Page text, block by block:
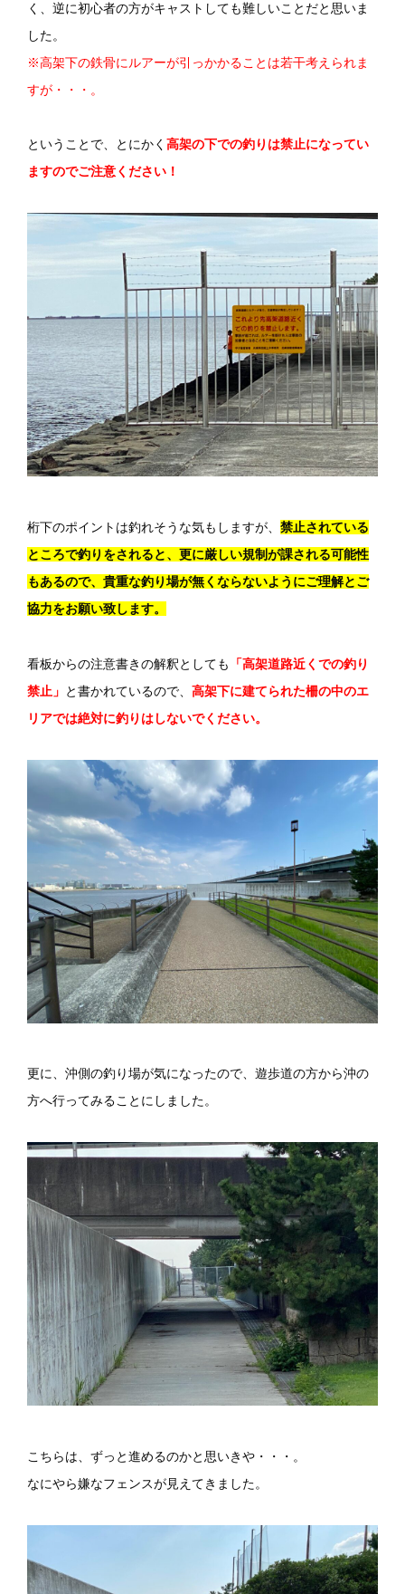
く、逆に初心者の方がキャストしても難しいことだと思いま
した。
※高架下の鉄骨にルアーが引っかかることは若干考えられま
すが・・・。
ということで、とにかく 高架の下での釣りは禁止になってい
ますのでご注意ください！
桁下のポイントは釣れそうな気もしますが、 禁止されている
ところで釣りをされると、更に厳しい規制が課される可能性
もあるので、貴重な釣り場が無くならないようにご理解とご
協力をお願い致します。
看板からの注意書きの解釈としても
「高架道路近くでの釣り
禁止」 と書かれているので、 高架下に建てられた柵の中のエ
リアでは絶対に釣りはしないでください。
更に、沖側の釣り場が気になったので、遊歩道の方から沖の
方へ行ってみることにしました。
こちらは、ずっと進めるのかと思いきや・・・。
なにやら嫌なフェンスが見えてきました。